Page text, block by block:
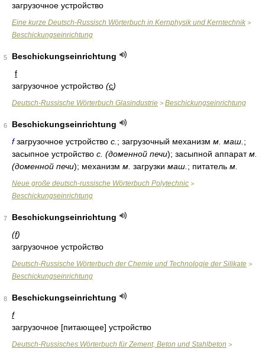
загрузочное устройство
Eine kurze Deutsch-Russisch Wörterbuch in Kernphysik und Kerntechnik >
Beschickungseinrichtung
5
Beschickungseinrichtung
f
загрузочное устройство (с)
Deutsch-Russische Wörterbuch Glasindustrie > Beschickungseinrichtung
6
Beschickungseinrichtung
fзагрузочное устройство с. ; загрузочный механизм м. маш. ;
засыпное устройство с. (доменной печи); засыпной аппаратм.
(доменной печи); механизм м. загрузки маш. ; питатель м.
Neue große deutsch-russische Wörterbuch Polytechnic >
Beschickungseinrichtung
7
Beschickungseinrichtung
(f)
загрузочное устройство
Deutsch-Russische Wörterbuch der Chemie und Technologie der Silikate >
Beschickungseinrichtung
8
Beschickungseinrichtung
f
загрузочное [питающее] устройство
Deutsch-Russisches Wörterbuch für Zement, Beton und Stahlbeton >